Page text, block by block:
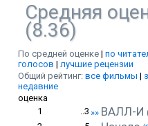
Средняя
(8.36)
По средней оценке | по
голосов | лучшие рецензии
Общий рейтинг: все фильмы |
недавние
оценка
1
..3 »» ВАЛЛ-И